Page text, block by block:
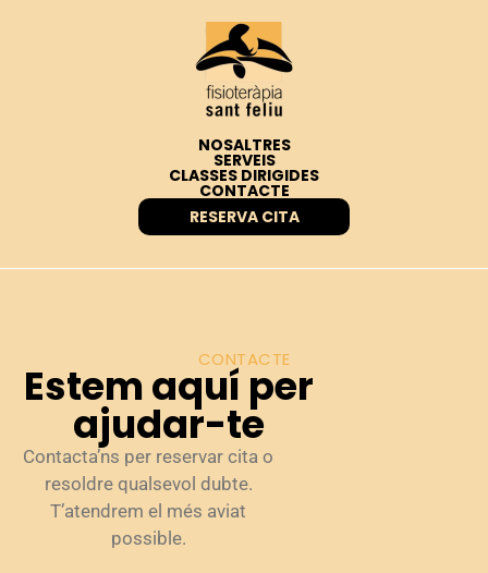
NOSALTRES
SERVEIS
CLASSES DIRIGIDES
CONTACTE
RESERVA CITA
CONTACTE
Estem aquí per
ajudar-te
Contacta’ns per reservar cita o
resoldre qualsevol dubte.
T’atendrem el més aviat
possible.